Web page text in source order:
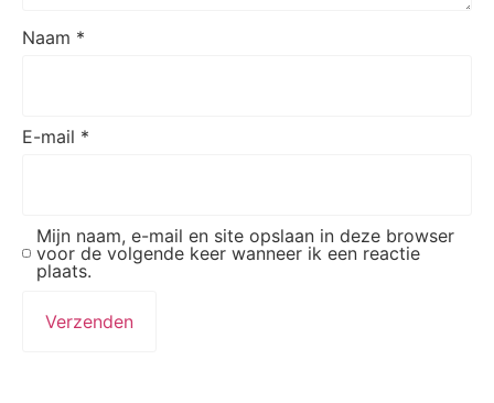
Naam *
E-mail *
Mijn naam, e-mail en site opslaan in deze browser
voor de volgende keer wanneer ik een reactie
plaats.